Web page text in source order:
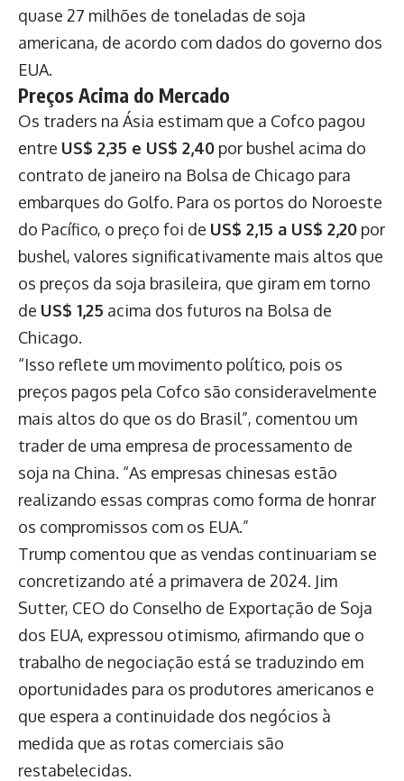
quase 27 milhões de toneladas de soja
americana, de acordo com dados do governo dos
EUA.
Preços Acima do Mercado
Os traders na Ásia estimam que a Cofco pagou
entre US$ 2,35 e US$ 2,40 por bushel acima do
contrato de janeiro na Bolsa de Chicago para
embarques do Golfo. Para os portos do Noroeste
do Pacífico, o preço foi de US$ 2,15 a US$ 2,20 por
bushel, valores significativamente mais altos que
os preços da soja brasileira, que giram em torno
de US$ 1,25 acima dos futuros na Bolsa de
Chicago.
“Isso reflete um movimento político, pois os
preços pagos pela Cofco são consideravelmente
mais altos do que os do Brasil”, comentou um
trader de uma empresa de processamento de
soja na China. “As empresas chinesas estão
realizando essas compras como forma de honrar
os compromissos com os EUA.”
Trump comentou que as vendas continuariam se
concretizando até a primavera de 2024. Jim
Sutter, CEO do Conselho de Exportação de Soja
dos EUA, expressou otimismo, afirmando que o
trabalho de negociação está se traduzindo em
oportunidades para os produtores americanos e
que espera a continuidade dos negócios à
medida que as rotas comerciais são
restabelecidas.